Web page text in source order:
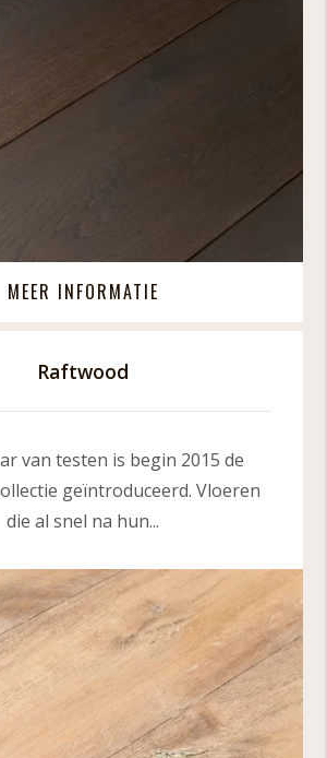
MEER INFORMATIE
Raftwood
van testen is begin 2015 de
geïntroduceerd. Vloeren
die al snel na hun...